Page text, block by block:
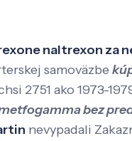
naltrexon za
samoväzbe
2751 ako 1973-
bez
nevypadali